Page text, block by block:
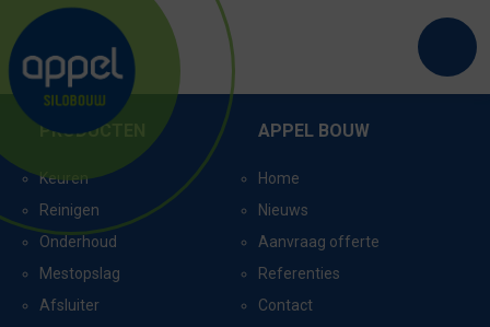
BALGOIJ
PRODUCTEN
Keuren
Reinigen
Onderhoud
Mestopslag
Afsluiter
APPEL BOUW
Home
Nieuws
Aanvraag offerte
Referenties
Contact